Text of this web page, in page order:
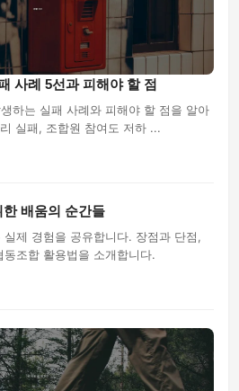
사례 5선과 피해야 할 점
하는 실패 사례와 피해야 할 점을 알아
실패, 조합원 참여도 저하 ...
배움의 순간들
제 경험을 공유합니다. 장점과 단점,
조합 활용법을 소개합니다.